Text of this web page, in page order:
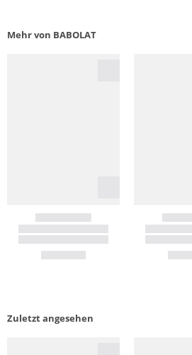
Mehr von BABOLAT
Zuletzt angesehen